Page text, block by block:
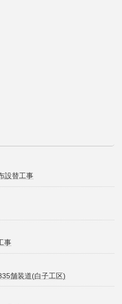
設替工事
事
舗装道(白子工区)